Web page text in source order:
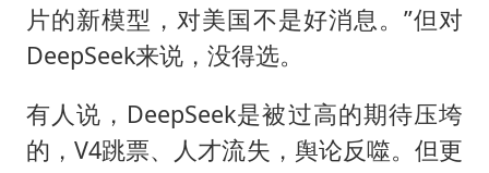
片的新模型，对美国不是好消息。”但对
DeepSeek来说，没得选。
有人说，DeepSeek是被过高的期待压垮
的，V4跳票、人才流失，舆论反噬。但更